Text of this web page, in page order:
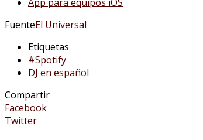
FuenteEl Universal
Etiquetas
#Spotify
DJ en español
Compartir
Facebook
Twitter